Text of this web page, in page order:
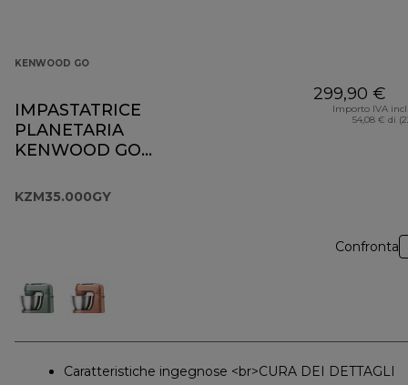
KENWOOD GO
IMPASTATRICE
PLANETARIA
KENWOOD GO
KZM35.000GY
299,90 €
Importo IVA
54,08 € di
Confronta
Caratteristiche ingegnose <br>CURA DEI DETTAGLI